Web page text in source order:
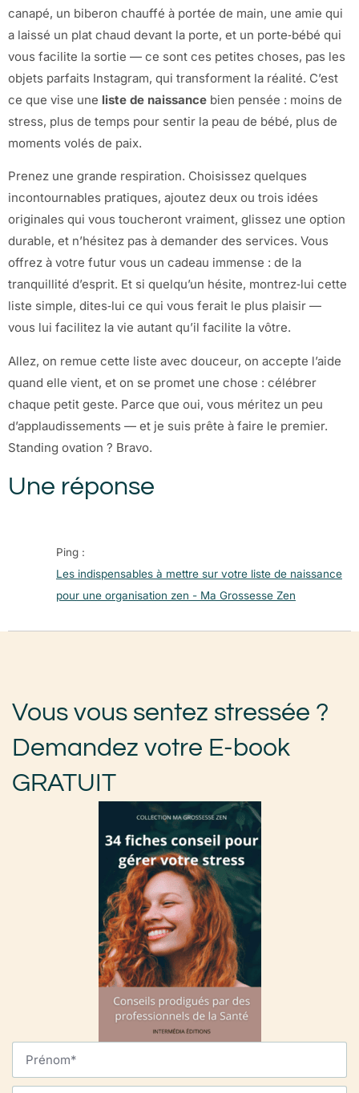
canapé, un biberon chauffé à portée de main, une amie qui
a laissé un plat chaud devant la porte, et un porte‑bébé qui
vous facilite la sortie — ce sont ces petites choses, pas les
objets parfaits Instagram, qui transforment la réalité. C’est
ce que vise une liste de naissance bien pensée : moins de
stress, plus de temps pour sentir la peau de bébé, plus de
moments volés de paix.
Prenez une grande respiration. Choisissez quelques
incontournables pratiques, ajoutez deux ou trois idées
originales qui vous toucheront vraiment, glissez une option
durable, et n’hésitez pas à demander des services. Vous
offrez à votre futur vous un cadeau immense : de la
tranquillité d’esprit. Et si quelqu’un hésite, montrez‑lui cette
liste simple, dites‑lui ce qui vous ferait le plus plaisir —
vous lui facilitez la vie autant qu’il facilite la vôtre.
Allez, on remue cette liste avec douceur, on accepte l’aide
quand elle vient, et on se promet une chose : célébrer
chaque petit geste. Parce que oui, vous méritez un peu
d’applaudissements — et je suis prête à faire le premier.
Standing ovation ? Bravo.
Une réponse
Ping :
Les indispensables à mettre sur votre liste de naissance
pour une organisation zen - Ma Grossesse Zen
Vous vous sentez stressée ?
Demandez votre E-book
GRATUIT